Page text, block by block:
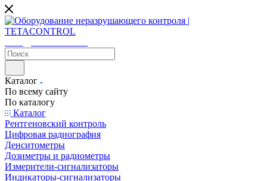
Каталог
По всему сайту
По каталогу
Каталог
Рентгеновский контроль
Цифровая радиография
Денситометры
Дозиметры и радиометры
Измерители-сигнализаторы
Индикаторы-сигнализаторы